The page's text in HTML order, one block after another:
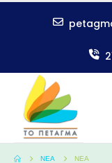
ΝΈΑ ΝΈΑ